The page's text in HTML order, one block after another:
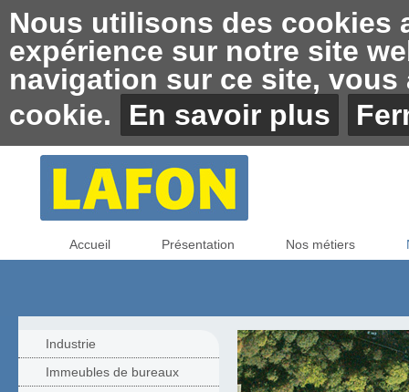
Nous utilisons des cookies
expérience sur notre site
navigation sur ce site,
cookie.
En savoir plus
Accueil Présentation Nos métiers
Industrie
Immeubles de bureaux